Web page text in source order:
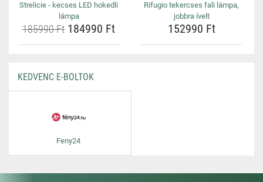
Strelicie - kecses LED hokedli
lámpa
185990 Ft 184990 Ft
Rifugio tekercses fali lámpa,
jobbra ívelt
152990 Ft
KEDVENC E-BOLTOK
Feny24